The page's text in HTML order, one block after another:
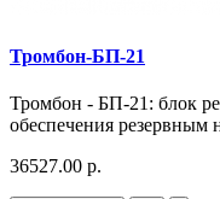
Тромбон-БП-21
Тромбон - БП-21: блок
обеспечения резервным
36527.00 р.